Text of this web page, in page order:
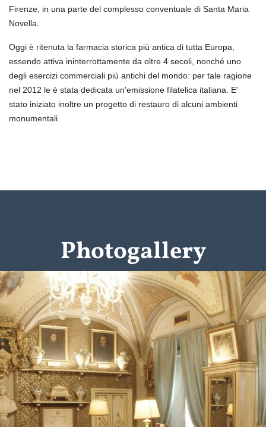
Firenze , in una parte del complesso conventuale di Santa Maria
Novella.
Oggi è ritenuta la farmacia storica più antica di tutta Europa
essendo attiva ininterrottamente da oltre 4 secoli, nonché uno
degli esercizi commerciali più antichi del mondo: per tale ragione
nel 2012 le è stata dedicata un'emissione filatelica italiana . E'
stato iniziato inoltre un progetto di restauro di alcuni ambienti
monumentali.
Photogallery